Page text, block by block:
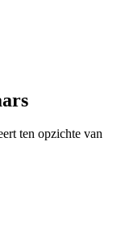
ten opzichte van